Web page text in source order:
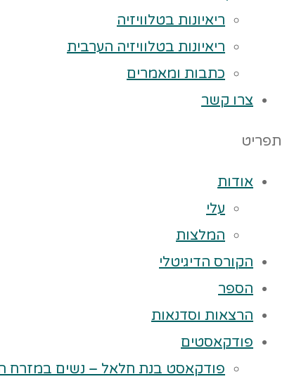
ריאיונות בטלוויזיה
ריאיונות בטלוויזיה הערבית
כתבות ומאמרים
צרו קשר
תפריט
אודות
עלי
המלצות
הקורס הדיגיטלי
הספר
הרצאות וסדנאות
פודקאסטים
פודקאסט בנת חלאל – נשים במזרח